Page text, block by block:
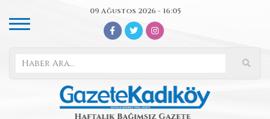
09 Ağustos 2026 - 16:05